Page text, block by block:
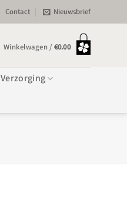
Contact Nieuwsbrief
Winkelwagen / €0.00
Verzorging